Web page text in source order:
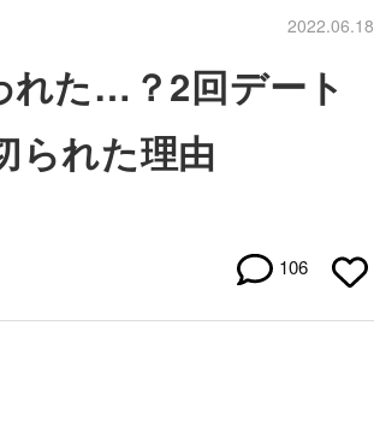
2022.06.18
れた…？2回デート
られた理由
106